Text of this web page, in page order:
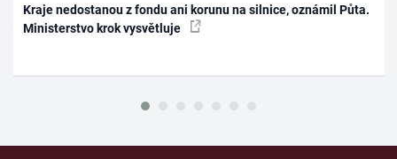
Kraje nedostanou z fondu ani korunu na silnice, oznámil Půta.
Ministerstvo krok vysvětluje